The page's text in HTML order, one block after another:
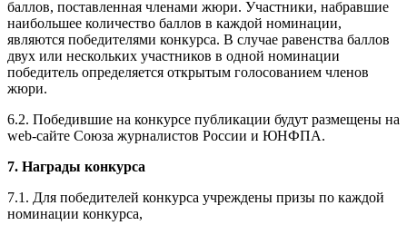
баллов, поставленная членами жюри. Участники, набравшие
наибольшее количество баллов в каждой номинации,
являются победителями конкурса. В случае равенства баллов
двух или нескольких участников в одной номинации
победитель определяется открытым голосованием членов
жюри.
6.2. Победившие на конкурсе публикации будут размещены на
web-сайте Союза журналистов России и ЮНФПА.
7. Награды конкурса
7.1. Для победителей конкурса учреждены призы по каждой
номинации конкурса,